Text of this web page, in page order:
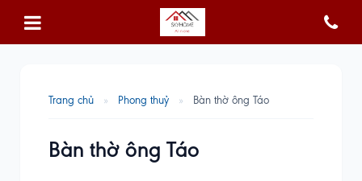
Trang chủ » Phong thuỷ » Bàn thờ ông Táo
Bàn thờ ông Táo